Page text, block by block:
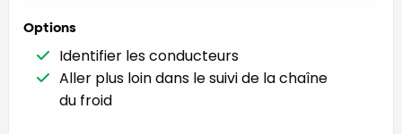
Options
Identifier les conducteurs
Aller plus loin dans le suivi de la chaîne
du froid